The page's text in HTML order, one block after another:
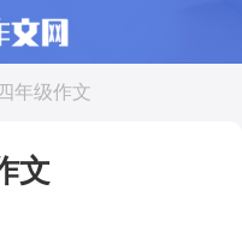
四年级作文
文